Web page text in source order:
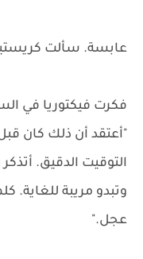
عابسة. سألت
فكرت فيكتوريا في
"أعتقد أن ذلك كان
التوقيت الدقيق.
وتبدو مريبة للغاية.
عجل."